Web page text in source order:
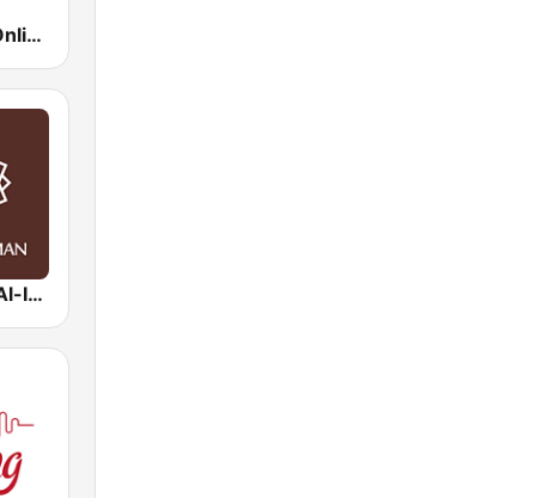
Radio Spirit Online
Radio Suara Al-Iman 846 AM